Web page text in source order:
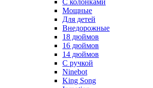
С колонками
Мощные
Для детей
Внедорожные
18 дюймов
16 дюймов
14 дюймов
С ручкой
Ninebot
King Song